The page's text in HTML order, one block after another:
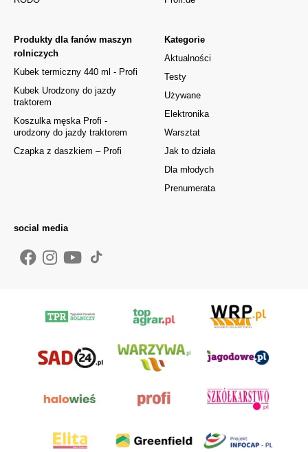
Kategorie
Aktualności
Testy
Używane
Elektronika
Warsztat
Jak to działa
Dla młodych
Prenumerata
Produkty dla fanów maszyn
rolniczych
Kubek termiczny 440 ml - Profi
Kubek Urodzony do jazdy
traktorem
Koszulka męska Profi -
urodzony do jazdy traktorem
Czapka z daszkiem – Profi
social media